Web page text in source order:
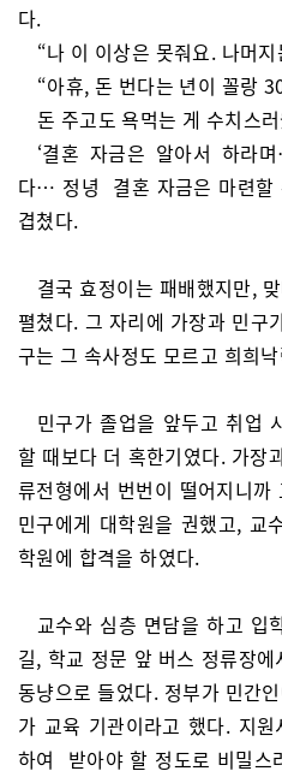
다.
“나 이 이상은 못줘요. 나머
“아휴, 돈 번다는 년이 꼴랑
돈 주고도 욕먹는 게 수치스
‘결혼 자금은 알아서 하라
다… 정녕 결혼 자금은 마련할
겹쳤다.
결국 효정이는 패배했지만,
펼쳤다. 그 자리에 가장과 민구
구는 그 속사정도 모르고 희희
민구가 졸업을 앞두고 취업
할 때보다 더 혹한기였다. 가장
류전형에서 번번이 떨어지니
민구에게 대학원을 권했고, 교
학원에 합격을 하였다.
교수와 심층 면담을 하고 입
길, 학교 정문 앞 버스 정류장
동냥으로 들었다. 정부가 민간
가 교육 기관이라고 했다. 지
하여 받아야 할 정도로 비밀스